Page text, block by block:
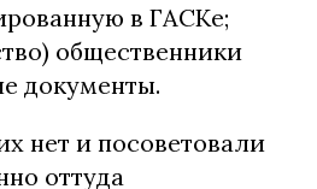
в ГАСКе;
общественники
документы.
нет и посоветовали
оттуда